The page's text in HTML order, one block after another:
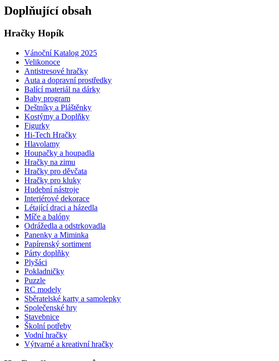
Doplňující obsah
Hračky Hopík
Vánoční Katalog 2025
Velikonoce
Antistresové hračky
Auta a dopravní prostředky
Balící materiál na dárky
Baby program
Deštníky a Pláštěnky
Kostýmy a Doplňky
Figurky
Hi-Tech Hračky
Hlavolamy
Houpačky a houpadla
Hračky na zimu
Hračky pro děvčata
Hračky pro kluky
Hudební nástroje
Interiérové dekorace
Létající draci a házedla
Míče a balóny
Odrážedla a odstrkovadla
Panenky a Miminka
Papírenský sortiment
Párty doplňky
Plyšáci
Pokladničky
Puzzle
RC modely
Sběratelské karty a samolepky
Společenské hry
Stavebnice
Školní potřeby
Vodní hračky
Výtvarné a kreativní hračky